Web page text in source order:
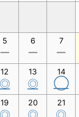
5
ー
6
ー
7
ー
12
◎
13
◎
14
◯
19
◎
20
◎
21
◎